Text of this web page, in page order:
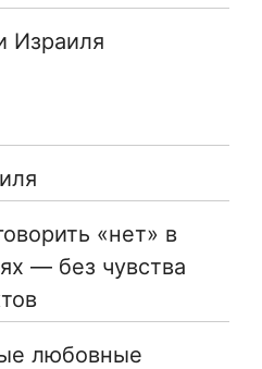
Израиля
«нет» в
— без чувства
любовные